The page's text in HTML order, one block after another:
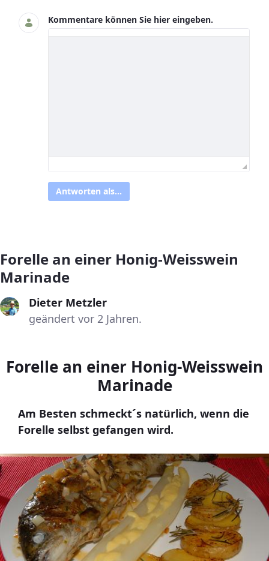
Kommentare können Sie hier eingeben.
Antworten als...
Forelle an einer Honig-Weisswein
Marinade
Dieter Metzler
geändert vor 2 Jahren.
Forelle an einer Honig-Weisswein
Marinade
Am Besten schmeckt´s natürlich, wenn die
Forelle selbst gefangen wird.